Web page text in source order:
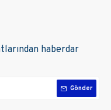
haberdar
Gönder